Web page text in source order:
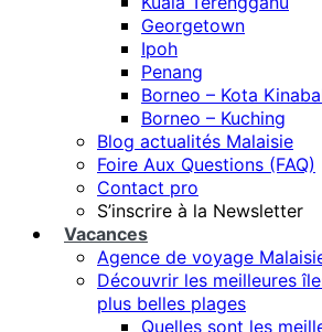
Georgetown
Ipoh
Penang
Borneo – Kota
Borneo – Kuching
Blog actualités Malaisie
Foire Aux Questions (FAQ)
Contact pro
S’inscrire à la Newsletter
Vacances
Agence de voyage
Découvrir les meilleures
plus belles plages
Quelles sont les